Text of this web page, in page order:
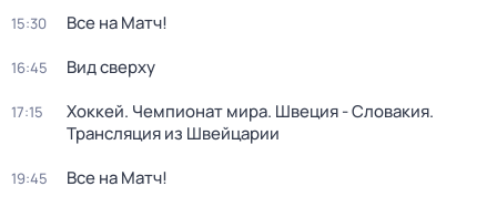
15:30 Все на Матч!
16:45 Вид сверху
17:15
Хоккей. Чемпионат мира. Швеция - Словакия.
Трансляция из Швейцарии
19:45 Все на Матч!